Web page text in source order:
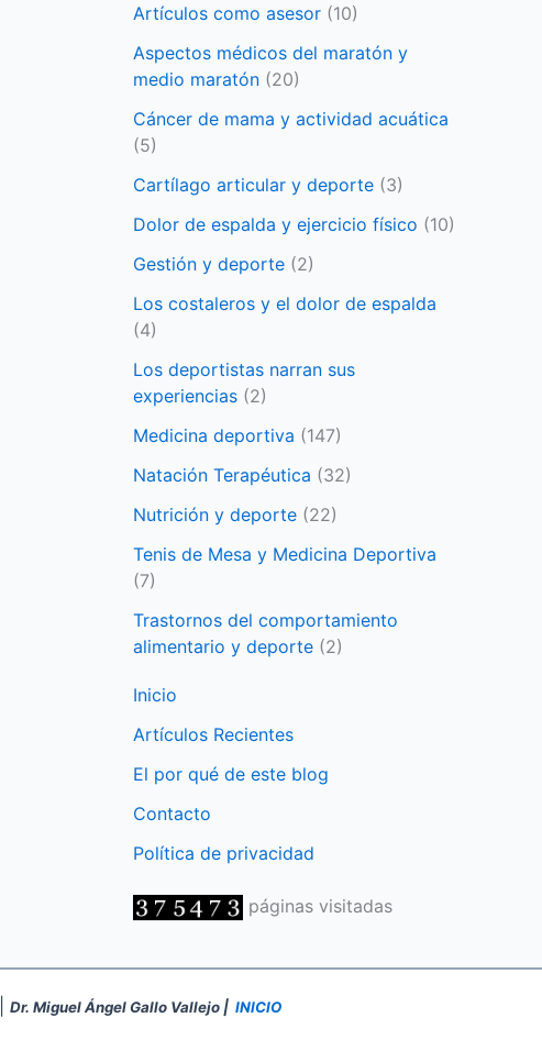
Artículos como asesor (10)
Aspectos médicos del maratón y
medio maratón (20)
Cáncer de mama y actividad acuática
(5)
Cartílago articular y deporte (3)
Dolor de espalda y ejercicio físico (10)
Gestión y deporte (2)
Los costaleros y el dolor de espalda
(4)
Los deportistas narran sus
experiencias (2)
Medicina deportiva (147)
Natación Terapéutica (32)
Nutrición y deporte (22)
Tenis de Mesa y Medicina Deportiva
(7)
Trastornos del comportamiento
alimentario y deporte (2)
Inicio
Artículos Recientes
El por qué de este blog
Contacto
Política de privacidad
páginas visitadas
Dr. Miguel Ángel Gallo Vallejo | INICIO